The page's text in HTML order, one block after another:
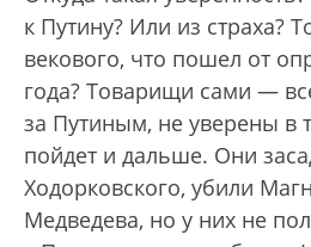
к Путину? Или из страха?
векового, что пошел от
года? Товарищи сами —
за Путиным, не уверены в
пойдет и дальше. Они
Ходорковского, убили
Медведева, но у них не